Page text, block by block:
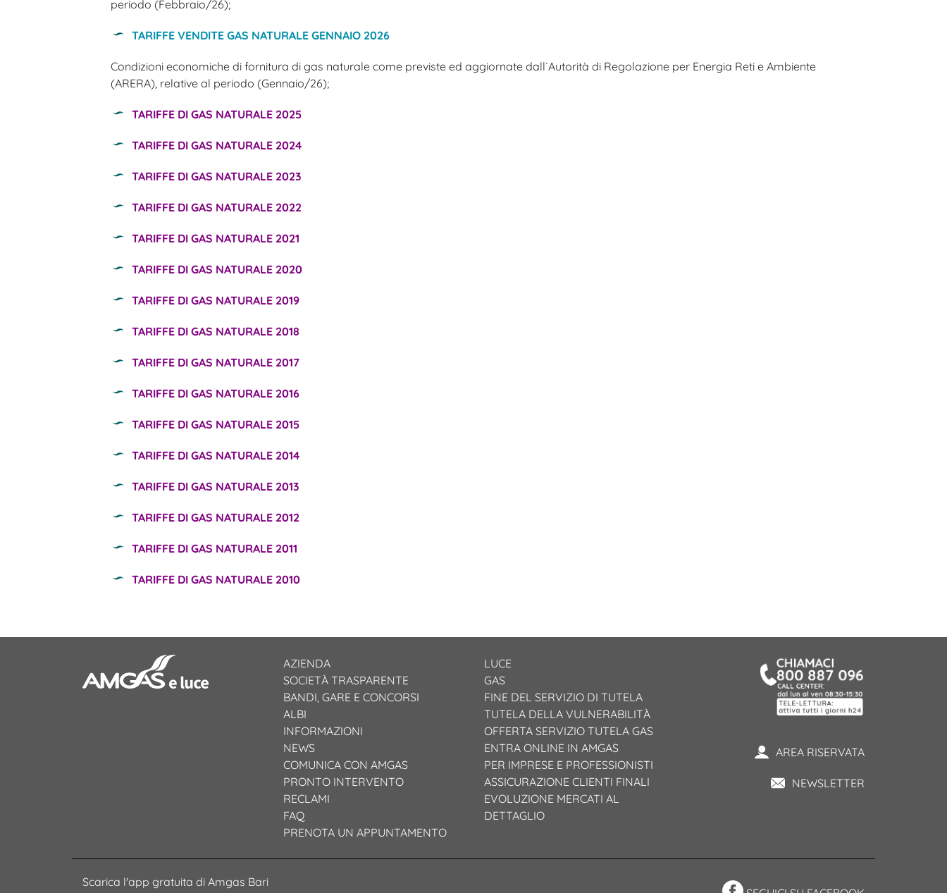
periodo (Febbraio/26);
TARIFFE VENDITE GAS NATURALE GENNAIO 2026
Condizioni economiche di fornitura di gas naturale come previste ed aggiornate dall`Autorità di Regolazione per Energia Reti e Ambiente
(ARERA), relative al periodo (Gennaio/26);
TARIFFE DI GAS NATURALE 2025
TARIFFE DI GAS NATURALE 2024
TARIFFE DI GAS NATURALE 2023
TARIFFE DI GAS NATURALE 2022
TARIFFE DI GAS NATURALE 2021
TARIFFE DI GAS NATURALE 2020
TARIFFE DI GAS NATURALE 2019
TARIFFE DI GAS NATURALE 2018
TARIFFE DI GAS NATURALE 2017
TARIFFE DI GAS NATURALE 2016
TARIFFE DI GAS NATURALE 2015
TARIFFE DI GAS NATURALE 2014
TARIFFE DI GAS NATURALE 2013
TARIFFE DI GAS NATURALE 2012
TARIFFE DI GAS NATURALE 2011
TARIFFE DI GAS NATURALE 2010
AZIENDA
SOCIETÀ TRASPARENTE
BANDI, GARE E CONCORSI
ALBI
INFORMAZIONI
NEWS
COMUNICA CON AMGAS
PRONTO INTERVENTO
RECLAMI
FAQ
PRENOTA UN APPUNTAMENTO
LUCE
GAS
FINE DEL SERVIZIO DI TUTELA
TUTELA DELLA VULNERABILITÀ
OFFERTA SERVIZIO TUTELA GAS
ENTRA ONLINE IN AMGAS
PER IMPRESE E PROFESSIONISTI
ASSICURAZIONE CLIENTI FINALI
EVOLUZIONE MERCATI AL
DETTAGLIO
AREA RISERVATA
NEWSLETTER
Scarica l'app gratuita di Amgas Bari